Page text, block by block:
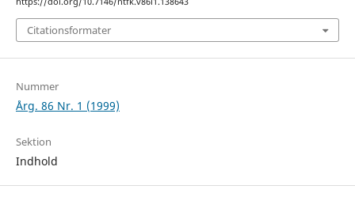
Citationsformater
Nummer
Årg. 86 Nr. 1 (1999)
Sektion
Indhold